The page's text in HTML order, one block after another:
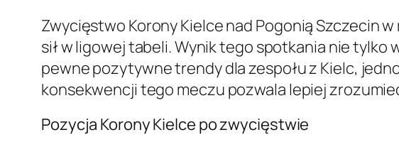
Zwycięstwo Korony Kielce nad Pogonią Szczecin w
sił w ligowej tabeli. Wynik tego spotkania nie tylko
pewne pozytywne trendy dla zespołu z Kielc,
konsekwencji tego meczu pozwala lepiej
Pozycja Korony Kielce po zwycięstwie